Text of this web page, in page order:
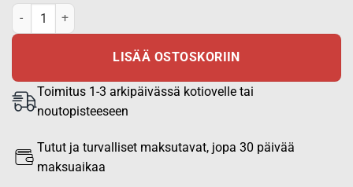
Sissitakki 2.0 "Survival & Rescue" hiilikuituvahvisteinen - M05
LISÄÄ OSTOSKORIIN
Toimitus 1-3 arkipäivässä kotiovelle tai
noutopisteeseen
Tutut ja turvalliset maksutavat, jopa 30 päivää
maksuaikaa